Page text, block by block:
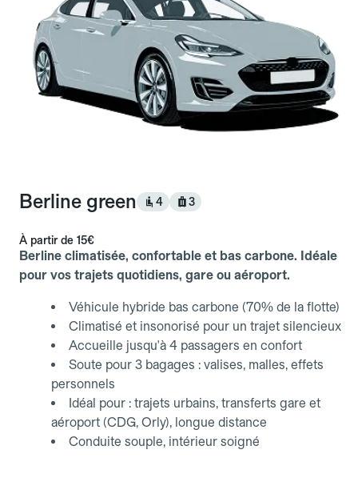
Berline green 4 3
À partir de 15€
Berline climatisée, confortable et bas carbone. Idéale
pour vos trajets quotidiens, gare ou aéroport.
Véhicule hybride bas carbone (70% de la flotte)
Climatisé et insonorisé pour un trajet silencieux
Accueille jusqu'à 4 passagers en confort
Soute pour 3 bagages : valises, malles, effets
personnels
Idéal pour : trajets urbains, transferts gare et
aéroport (CDG, Orly), longue distance
Conduite souple, intérieur soigné